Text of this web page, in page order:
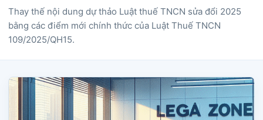
Thay thế nội dung dự thảo Luật thuế TNCN sửa đổi 2025
bằng các điểm mới chính thức của Luật Thuế TNCN
109/2025/QH15.